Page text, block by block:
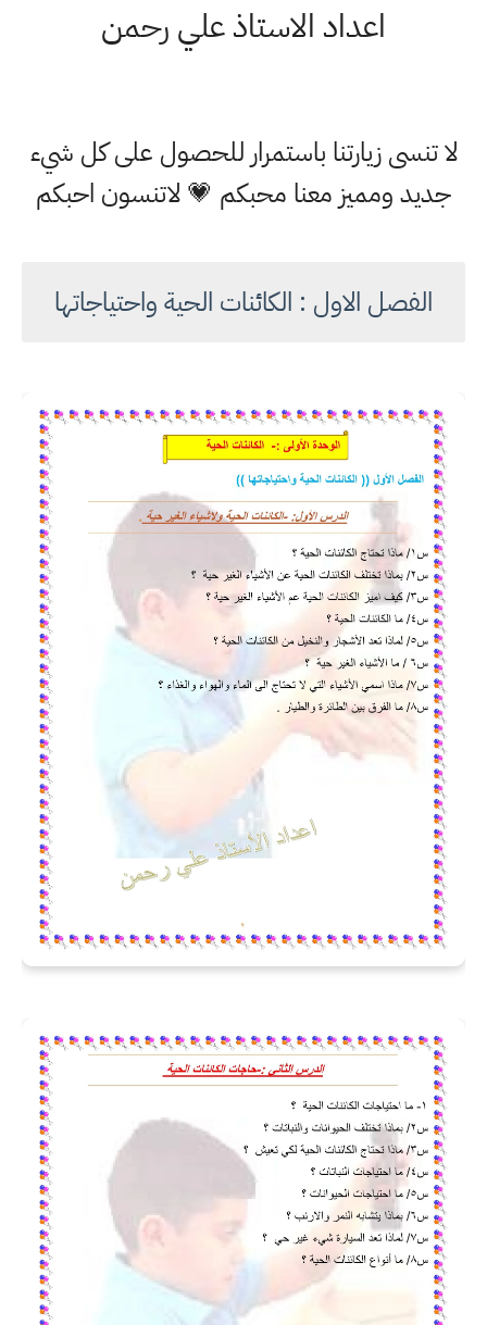
اعداد الاستاذ علي رحمن
لا تنسى زيارتنا باستمرار للحصول على كل شيء
جديد ومميز معنا محبكم 💗 لاتنسون احبكم
الفصل الاول : الكائنات الحية واحتياجاتها